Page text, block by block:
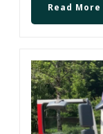
Read More